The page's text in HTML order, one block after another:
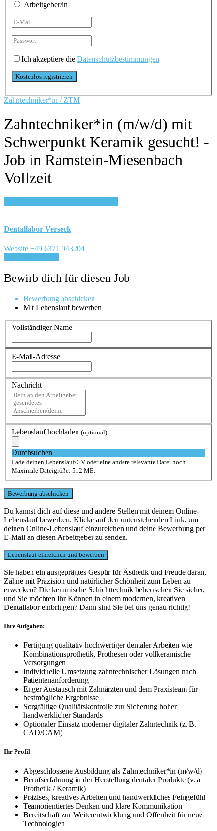
Arbeitgeber/in
Ich akzeptiere die Datenschutzbestimmungen
Zahntechniker*in / ZTM
Zahntechniker*in (m/w/d) mit
Schwerpunkt Keramik gesucht! -
Job in Ramstein-Miesenbach
Vollzeit
Dentallabor Verseck
Website +49 6371 943204
Bewirb dich für diesen Job
Bewerbung abschicken
Mit Lebenslauf bewerben
Vollständiger Name
E-Mail-Adresse
Nachricht
Lebenslauf hochladen (optional)
Durchsuchen
Lade deinen Lebenslauf/CV oder eine andere relevante Datei hoch.
Maximale Dateigröße: 512 MB.
Du kannst dich auf diese und andere Stellen mit deinem Online-
Lebenslauf bewerben. Klicke auf den untenstehenden Link, um
deinen Online-Lebenslauf einzureichen und deine Bewerbung per
E-Mail an diesen Arbeitgeber zu senden.
Sie haben ein ausgeprägtes Gespür für Ästhetik und Freude daran,
Zähne mit Präzision und natürlicher Schönheit zum Leben zu
erwecken? Die keramische Schichttechnik beherrschen Sie sicher,
und Sie möchten Ihr Können in einem modernen, kreativen
Dentallabor einbringen? Dann sind Sie bei uns genau richtig!
Ihre Aufgaben:
Fertigung qualitativ hochwertiger dentaler Arbeiten wie
Kombinationsprothetik, Prothesen oder vollkeramische
Versorgungen
Individuelle Umsetzung zahntechnischer Lösungen nach
Patientenanforderung
Enger Austausch mit Zahnärzten und dem Praxisteam für
bestmögliche Ergebnisse
Sorgfältige Qualitätskontrolle zur Sicherung hoher
handwerklicher Standards
Optionaler Einsatz moderner digitaler Zahntechnik (z. B.
CAD/CAM)
Ihr Profil:
Abgeschlossene Ausbildung als Zahntechniker*in (m/w/d)
Berufserfahrung in der Herstellung dentaler Produkte (v. a.
Prothetik / Keramik)
Präzises, kreatives Arbeiten und handwerkliches Feingefühl
Teamorientiertes Denken und klare Kommunikation
Bereitschaft zur Weiterentwicklung und Offenheit für neue
Technologien